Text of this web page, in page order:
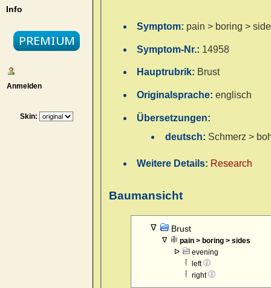
Info
Anmelden
Skin:
Symptom: pain > boring >
Symptom-Nr.: 14958
Hauptrubrik: Brust
Originalsprache:englisch
Übersetzungen:
deutsch: Schmerz >
Weitere Details: Research
Baumansicht
Brust
pain > boring > sides
evening
left
right